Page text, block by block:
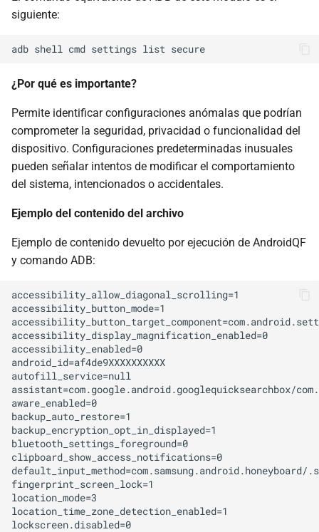
siguiente:
¿Por qué es importante?
Permite identificar configuraciones anómalas que podrían
comprometer la seguridad, privacidad o funcionalidad del
dispositivo. Configuraciones predeterminadas inusuales
pueden señalar intentos de modificar el comportamiento
del sistema, intencionados o accidentales.
Ejemplo del contenido del archivo
Ejemplo de contenido devuelto por ejecución de AndroidQF
y comando ADB:
accessibility_allow_diagonal_scrolling=1
accessibility_button_mode=1
accessibility_display_magnification_enabled=0
accessibility_enabled=0
android_id=af4de9XXXXXXXXXX
autofill_service=null
assistant=com.google.android.googlequicksearchbox/
aware_enabled=0
backup_auto_restore=1
backup_encryption_opt_in_displayed=1
bluetooth_settings_foreground=0
clipboard_show_access_notifications=0
default_input_method=com.samsung.android.honeyboard/
fingerprint_screen_lock=1
location_mode=3
location_time_zone_detection_enabled=1
lockscreen.disabled=0